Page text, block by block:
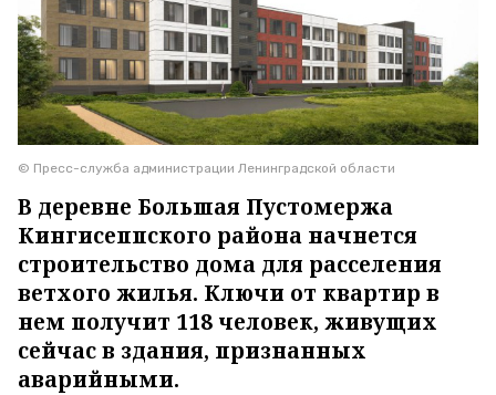
© Пресс-служба администрации Ленинградской области
В деревне Большая Пустомержа
Кингисеппского района начнется
строительство дома для расселения
ветхого жилья. Ключи от квартир в
нем получит 118 человек, живущих
сейчас в здания, признанных
аварийными.